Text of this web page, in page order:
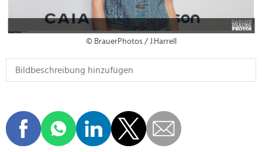
© BrauerPhotos / J.Harrell